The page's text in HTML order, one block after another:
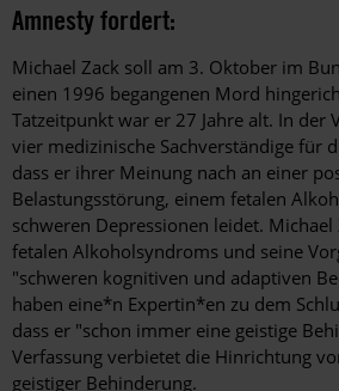
Amnesty fordert:
Michael Zack soll am 3. Oktober im
einen 1996 begangenen Mord
Tatzeitpunkt war er 27 Jahre alt. In der
vier medizinische Sachverständige für
dass er ihrer Meinung nach an einer
Belastungsstörung, einem fetalen
schweren Depressionen leidet. Michael
fetalen Alkoholsyndroms und seine
"schweren kognitiven und adaptiven
haben eine*n Expertin*en zu dem
dass er "schon immer eine geistige
Verfassung verbietet die Hinrichtung
geistiger Behinderung.